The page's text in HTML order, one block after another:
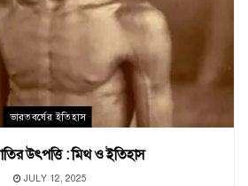
ভারতবর্ষের ইতিহাস
উৎপত্তি : মিথ ও ইতিহাস
JULY 12, 2025